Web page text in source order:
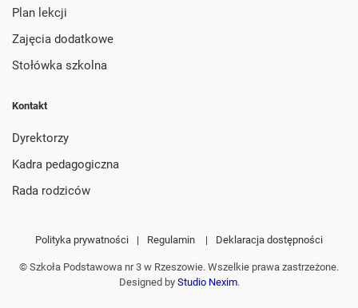
Plan lekcji
Zajęcia dodatkowe
Stołówka szkolna
Kontakt
Dyrektorzy
Kadra pedagogiczna
Rada rodziców
Polityka prywatności | Regulamin | Deklaracja dostępności
© Szkoła Podstawowa nr 3 w Rzeszowie. Wszelkie prawa zastrzeżone.
Designed by Studio Nexim.